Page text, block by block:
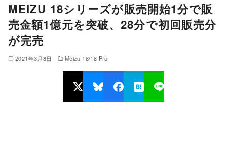
MEIZU 18シリーズが販売開始1分で販
売金額1億元を突破、28分で初回販売分
が完売
2021年3月8日 Meizu 18/18 Pro